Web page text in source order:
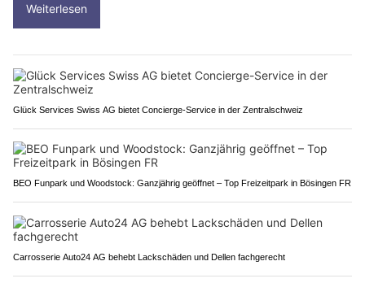
Weiterlesen
Glück Services Swiss AG bietet Concierge-Service in der Zentralschweiz
BEO Funpark und Woodstock: Ganzjährig geöffnet – Top Freizeitpark in Bösingen FR
Carrosserie Auto24 AG behebt Lackschäden und Dellen fachgerecht